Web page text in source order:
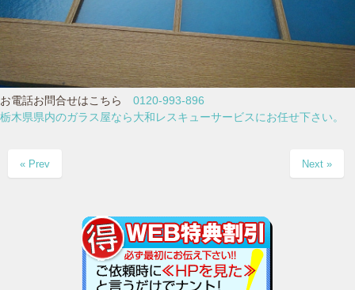
お電話お問合せはこちら 0120-993-896
栃木県県内のガラス屋なら大和レスキューサービスにお任せ下さい。
« Prev Next »